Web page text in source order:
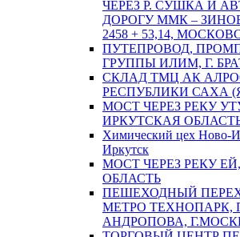
ЧЕРЕЗ Р. СУШКА И
ДОРОГУ ММК –
2458 + 53,14,
ПУТЕПРОВОД,
ГРУППЫ ИЛИМ, Г.
СКЛАД ТМЦ АК
РЕСПУБЛИКИ САХА
МОСТ ЧЕРЕЗ РЕКУ
ИРКУТСКАЯ
Химический цех Ново-
Иркутск
МОСТ ЧЕРЕЗ РЕКУ
ОБЛАСТЬ
ПЕШЕХОДНЫЙ
МЕТРО ТЕХНОПАРК,
АНДРОПОВА,